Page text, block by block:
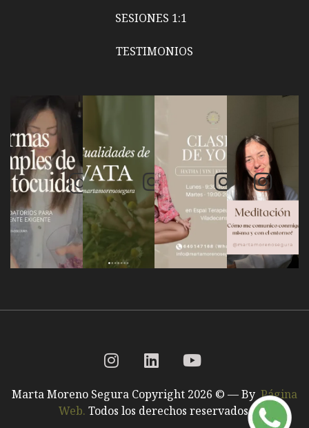
SESIONES 1:1
TESTIMONIOS
Marta Moreno Segura Copyright 2026 © — By Página
Web. Todos los derechos reservados.